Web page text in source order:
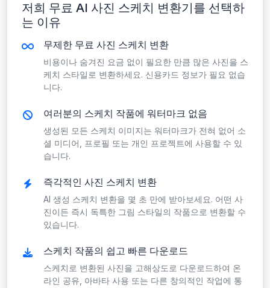
저희 무료 AI 사진 스케치 변환기를 선택하
는 이유
무제한 무료 사진 스케치 변환
비용이나 숨겨진 요금 없이 필요한 만큼 많은 사진을 스
케치 스타일로 변환하세요. 신용카드 정보가 필요 없습
니다.
여러분의 스케치 작품에 워터마크 없음
생성된 모든 스케치 이미지는 워터마크가 전혀 없어 소
셜 미디어, 프로필 또는 개인 프로젝트에 사용할 수 있
습니다.
즉각적인 사진 스케치 변환
AI 생성 스케치 변환을 몇 초 만에 받아보세요. 어떤 사
진이든 즉시 독특한 그림 스타일의 작품으로 변환할 수
있습니다.
스케치 작품의 쉽고 빠른 다운로드
스케치로 변환된 사진을 고해상도로 다운로드하여 온
라인 공유, 아바타 사용 또는 다른 창의적인 작업에 통